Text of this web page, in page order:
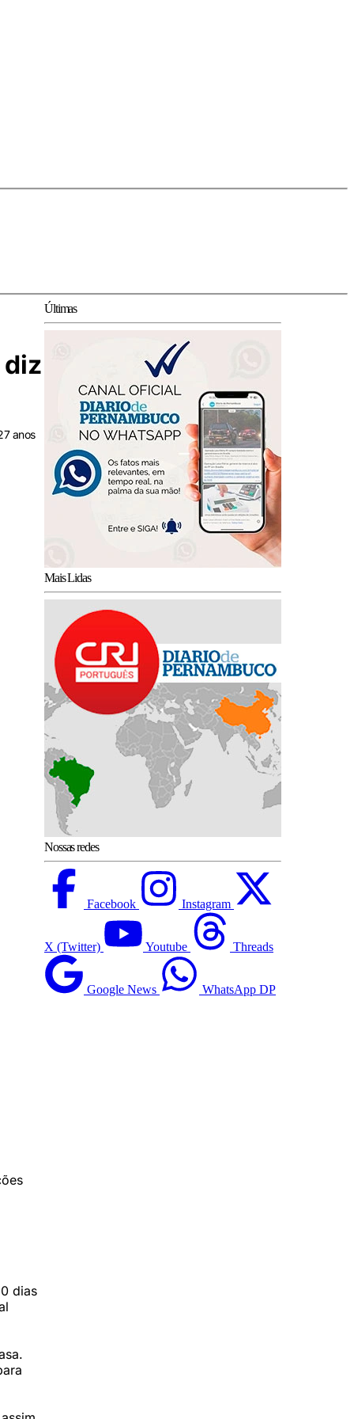
anos
dias
Últimas
Mais Lidas
Nossas redes
Facebook Instagram
X (Twitter) Youtube Threads
Google News WhatsApp DP